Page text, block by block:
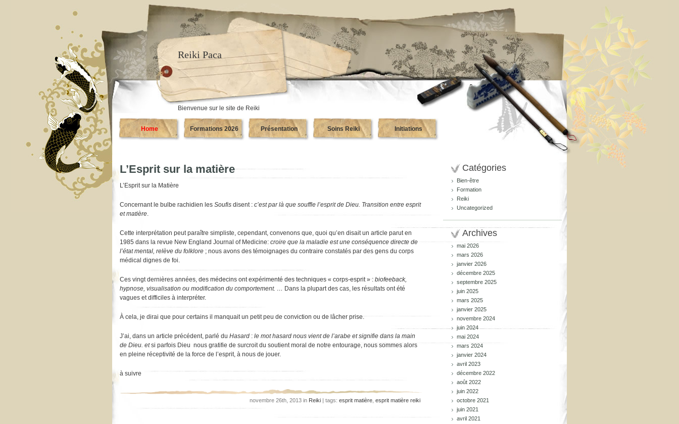
Reiki Paca
Bienvenue sur le site de Reiki
Home Formations 2026 Présentation Soins Reiki Initiations
L’Esprit sur la matière
L’Esprit sur la Matière
Concernant le bulbe rachidien les Soufis disent : c’est par là que souffle l’esprit de Dieu. Transition entre esprit
et matière.
Cette interprétation peut paraître simpliste, cependant, convenons que, quoi qu’en disait un article parut en
1985 dans la revue New England Journal of Medicine: croire que la maladie est une conséquence directe de
l’état mental, relève du folklore ; nous avons des témoignages du contraire constatés par des gens du corps
médical dignes de foi.
Ces vingt dernières années, des médecins ont expérimenté des techniques « corps-esprit » : biofeeback,
hypnose, visualisation ou modification du comportement. … Dans la plupart des cas, les résultats ont été
vagues et difficiles à interpréter.
À cela, je dirai que pour certains il manquait un petit peu de conviction ou de lâcher prise.
J’ai, dans un article précédent, parlé du Hasard : le mot hasard nous vient de l’arabe et signifie dans la main
de Dieu. etsi parfois Dieu nous gratifie de surcroit du soutient moral de notre entourage, nous sommes alors
en pleine réceptivité de la force de l’esprit, à nous de jouer.
à suivre
novembre 26th, 2013 in Reiki | tags: esprit matière esprit matière reiki
Catégories
Bien-être
Formation
Reiki
Uncategorized
Archives
mai 2026
mars 2026
janvier 2026
décembre 2025
septembre 2025
juin 2025
mars 2025
janvier 2025
novembre 2024
juin 2024
mai 2024
mars 2024
janvier 2024
avril 2023
décembre 2022
août 2022
juin 2022
octobre 2021
juin 2021
avril 2021